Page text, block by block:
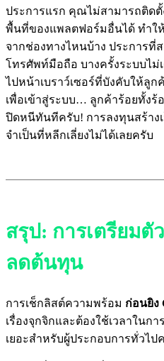
ประการแรก คุณไม่สามารถติดตั้ง
พื้นที่ของแพลตฟอร์มอื่นได้ ทำใ
จากช่องทางไหนบ้าง ประการที่
โทรศัพท์มือถือ บางครั้งระบบไม่
ไปหน้าเบราว์เซอร์ที่บังคับให้ลู
เพื่อเข้าสู่ระบบ… ลูกค้าร้อยทั้งร้
ปิดหนีทันทีครับ! การลงทุนสร้างเ
จำเป็นที่หลีกเลี่ยงไม่ได้เลยครับ
สรุป: การเตรียมตั
ลดต้นทุน
การเช็กลิสต์ความพร้อม ก่อนยิง
เรื่องจุกจิกและต้องใช้เวลาในก
เยอะสำหรับผู้ประกอบการทั่วไป